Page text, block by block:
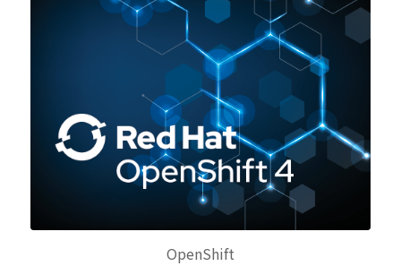
OpenShift